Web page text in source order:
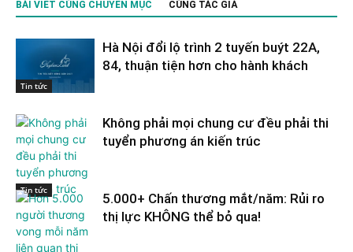
BÀI VIẾT CÙNG CHUYÊN MỤC CÙNG TÁC GIẢ
Tin tức
Hà Nội đổi lộ trình 2 tuyến buýt 22A,
84, thuận tiện hơn cho hành khách
Tin tức
Không phải mọi chung cư đều phải thi
tuyển phương án kiến trúc
5.000+ Chấn thương mắt/năm: Rủi ro
thị lực KHÔNG thể bỏ qua!